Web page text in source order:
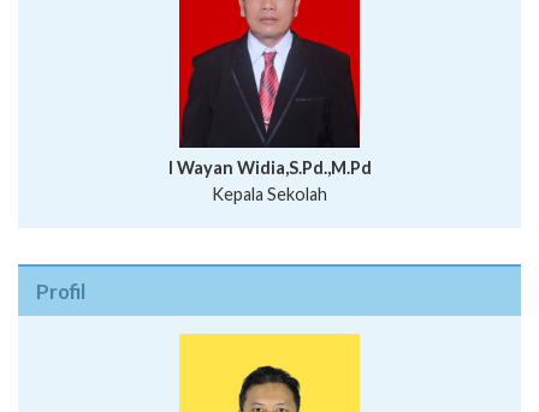
I Wayan Widia,S.Pd.,M.Pd
Kepala Sekolah
Profil